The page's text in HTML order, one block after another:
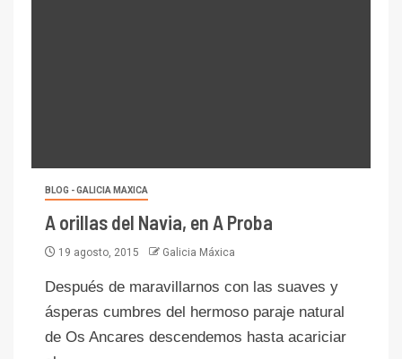
BLOG - GALICIA MAXICA
A orillas del Navia, en A Proba
19 agosto, 2015 Galicia Máxica
Después de maravillarnos con las suaves y
ásperas cumbres del hermoso paraje natural
de Os Ancares descendemos hasta acariciar